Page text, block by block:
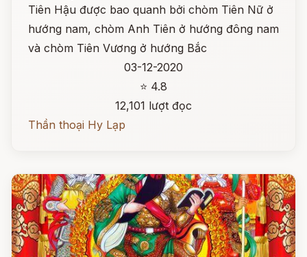
Tiên Hậu được bao quanh bởi chòm Tiên Nữ ở
hướng nam, chòm Anh Tiên ở hướng đông nam
và chòm Tiên Vương ở hướng Bắc
03-12-2020
⭐ 4.8
12,101 lượt đọc
Thần thoại Hy Lạp